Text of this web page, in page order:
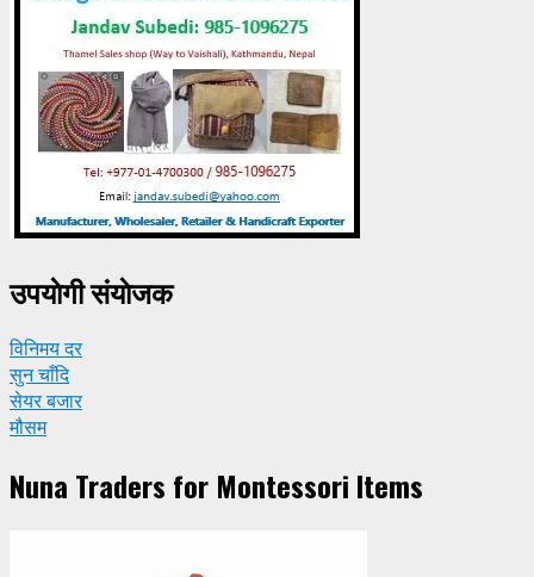
उपयाेगी संयाेजक
विनिमय दर
सुन चाँदि
सेयर बजार
मौसम
Nuna Traders for Montessori Items